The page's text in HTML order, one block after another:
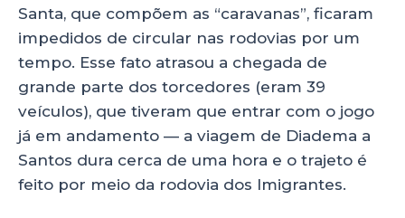
Santa, que compõem as “caravanas”, ficaram
impedidos de circular nas rodovias por um
tempo. Esse fato atrasou a chegada de
grande parte dos torcedores (eram 39
veículos), que tiveram que entrar com o jogo
já em andamento — a viagem de Diadema a
Santos dura cerca de uma hora e o trajeto é
feito por meio da rodovia dos Imigrantes.